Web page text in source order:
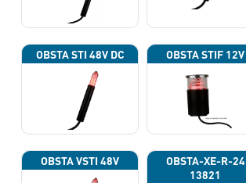
OBSTA STI 48V DC OBSTA STIF 12V
OBSTA VSTI 48V
OBSTA-XE-R-24
13821